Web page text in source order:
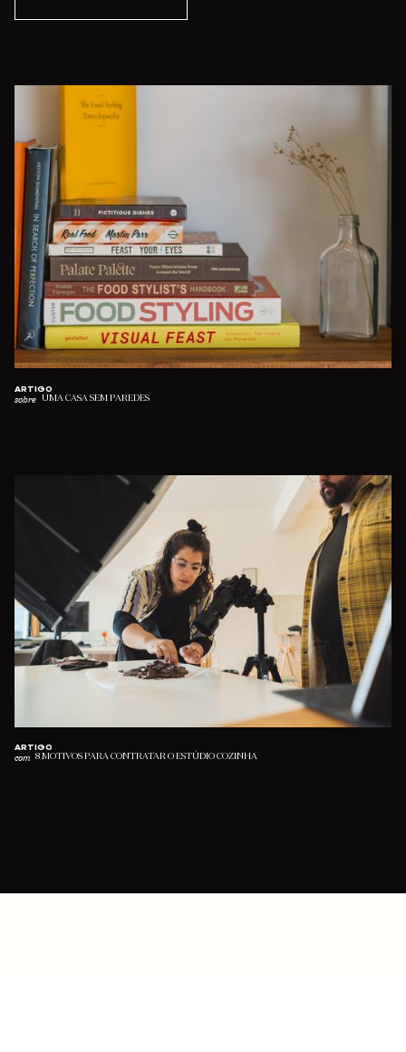
ARTIGO
sobre UMA CASA SEM PAREDES
ARTIGO
com 8 MOTIVOS PARA CONTRATAR O ESTÚDIO COZINHA